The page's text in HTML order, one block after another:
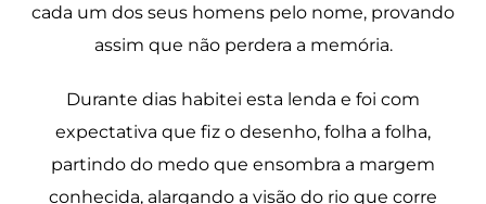
cada um dos seus homens pelo nome, provando
assim que não perdera a memória.
Durante dias habitei esta lenda e foi com
expectativa que fiz o desenho, folha a folha,
partindo do medo que ensombra a margem
conhecida, alargando a visão do rio que corre